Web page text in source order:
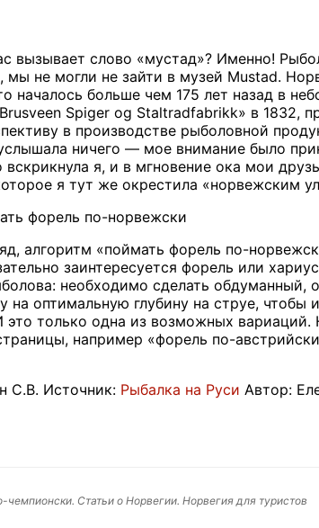
вызывает слово «мустад»? Именно!
мы не могли не зайти в музей Mustad.
началось больше чем 175 лет назад в
Spiger og Staltradfabrikk» в 1832,
в производстве рыболовной
ничего — мое внимание было
я, и в мгновение ока мои
я тут же окрестила «норвежским
форель по-норвежски
алгоритм «поймать форель по-
заинтересуется форель или
необходимо сделать обдуманный,
на оптимальную глубину на струе,
только одна из возможных
например «форель по-
С.В. Источник: Рыбалка на Руси Автор:
Статьи о Норвегии. Норвегия для туристов